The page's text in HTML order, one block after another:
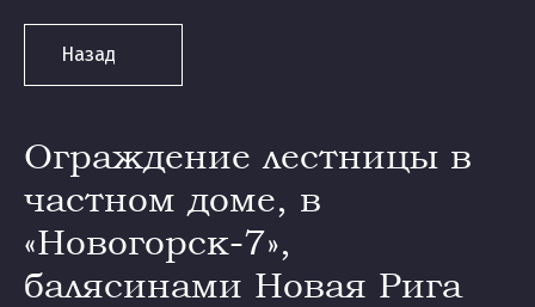
Назад
Ограждение лестницы в
частном доме, в
«Новогорск-7»,
балясинами Новая Рига